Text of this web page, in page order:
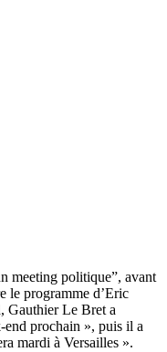
meeting politique”, avant
le programme d’Eric
Gauthier Le Bret a
end prochain », puis il a
mardi à Versailles ».